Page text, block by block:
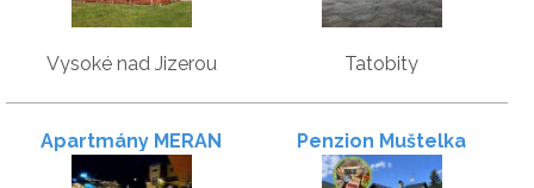
Vysoké nad Jizerou Tatobity
Apartmány MERAN Penzion Muštelka